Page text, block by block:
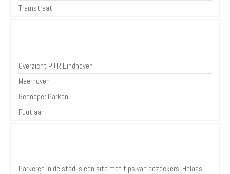
Tramstraat
Overzicht P+R Eindhoven
Meerhoven
Genneper Parken
Fuutlaan
Parkeren in de stad is een site met tips van bezoekers. Helaas